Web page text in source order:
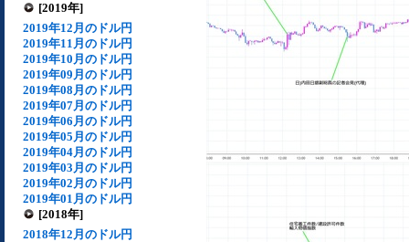
[2019年]
2019年12月のドル円
2019年11月のドル円
2019年10月のドル円
2019年09月のドル円
2019年08月のドル円
2019年07月のドル円
2019年06月のドル円
2019年05月のドル円
2019年04月のドル円
2019年03月のドル円
2019年02月のドル円
2019年01月のドル円
[2018年]
2018年12月のドル円